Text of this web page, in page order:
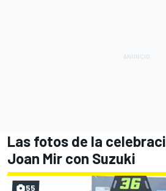
Las fotos de la
Joan Mir con Suzuki
55